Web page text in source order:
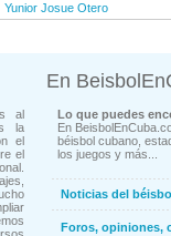
Yunior Josue Otero
al
la
el
el
En
Lo que puedes
En
béisbol cubano,
los juegos y más...
Noticias del
Foros, opiniones,